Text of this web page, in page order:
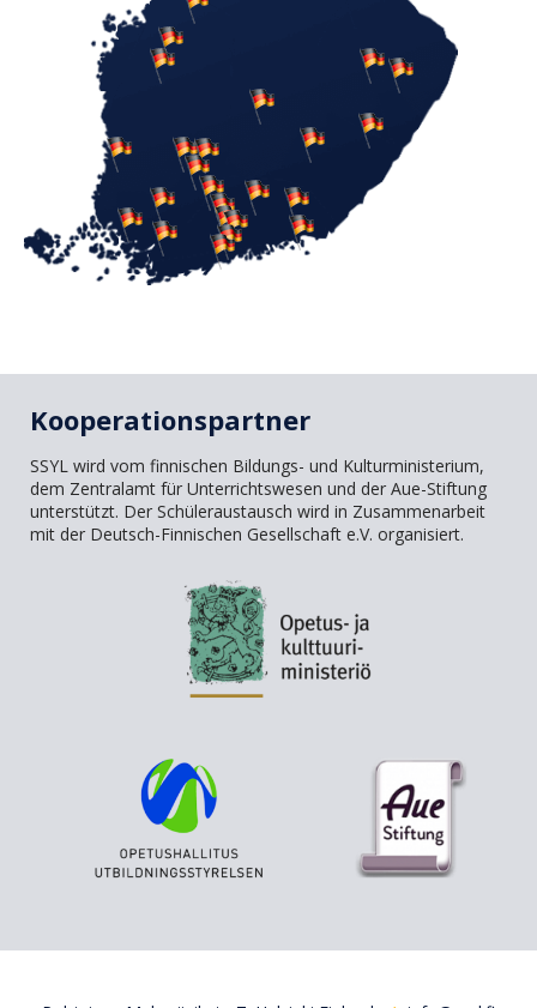
Kooperationspartner
SSYL wird vom finnischen Bildungs- und Kulturministerium,
dem Zentralamt für Unterrichtswesen und der Aue-Stiftung
unterstützt. Der Schüleraustausch wird in Zusammenarbeit
mit der Deutsch-Finnischen Gesellschaft e.V. organisiert.